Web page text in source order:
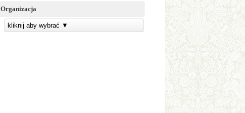
Organizacja
kliknij aby wybrać ▼